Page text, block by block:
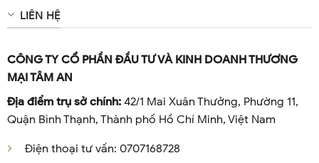
LIÊN HỆ
CÔNG TY CỔ PHẦN ĐẦU TƯ VÀ KINH DOANH THƯƠNG
MẠI TÂM AN
Địa điểm trụ sở chính:42/1 Mai Xuân Thưởng, Phường 11,
Quận Bình Thạnh, Thành phố Hồ Chí Minh, Việt Nam
Điện thoại tư vấn: 0707168728